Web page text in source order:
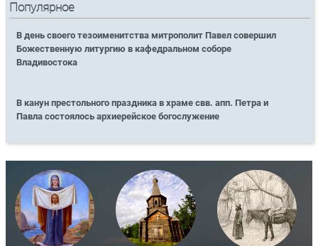
Популярное
В день своего тезоименитства митрополит Павел совершил
Божественную литургию в кафедральном соборе
Владивостока
В канун престольного праздника в храме свв. апп. Петра и
Павла состоялось архиерейское богослужение